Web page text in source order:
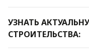
УЗНАТЬ
СТРОИТЕЛЬСТВА: